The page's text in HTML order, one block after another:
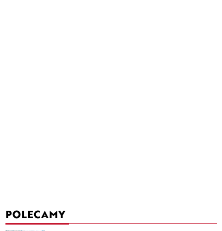
POLECAMY